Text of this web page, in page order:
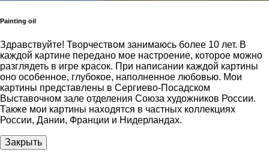
Painting oil
Здравствуйте! Творчеством занимаюсь более 10 лет. В
каждой картине передано мое настроение, которое можно
разглядеть в игре красок. При написании каждой картины
оно особенное, глубокое, наполненное любовью. Мои
картины представлены в Сергиево-Посадском
Выставочном зале отделения Союза художников России.
Также мои картины находятся в частных коллекциях
России, Дании, Франции и Нидерландах.
Закрыть